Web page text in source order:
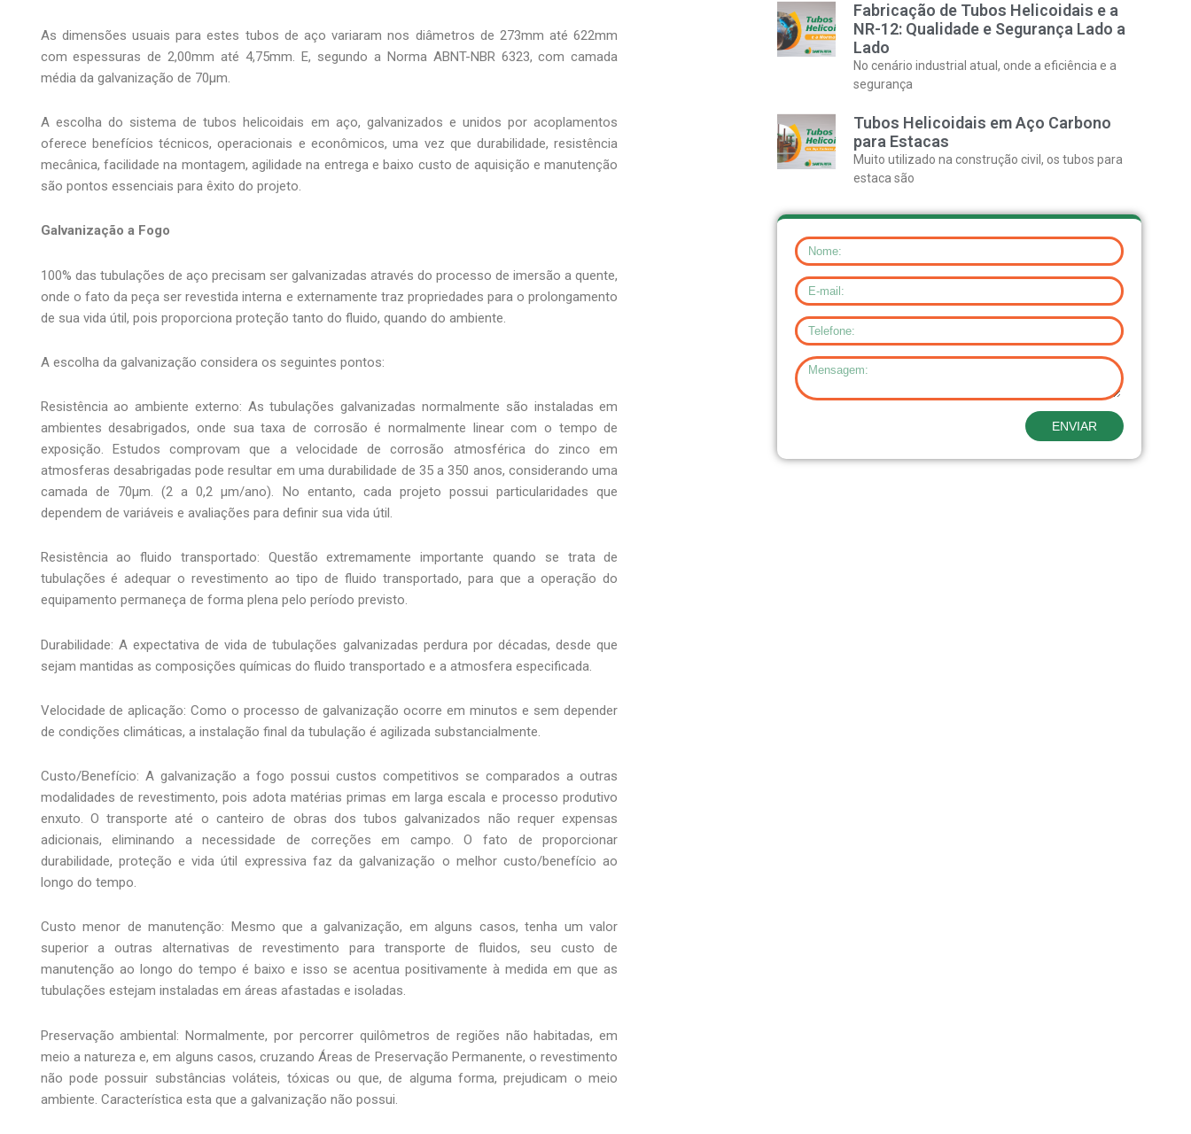
As dimensões usuais para estes tubos de aço variaram nos diâmetros de 273mm até 622mm
com espessuras de 2,00mm até 4,75mm. E, segundo a Norma ABNT-NBR 6323, com camada
média da galvanização de 70µm.
A escolha do sistema de tubos helicoidais em aço, galvanizados e unidos por acoplamentos
oferece benefícios técnicos, operacionais e econômicos, uma vez que durabilidade, resistência
mecânica, facilidade na montagem, agilidade na entrega e baixo custo de aquisição e manutenção
são pontos essenciais para êxito do projeto.
Galvanização a Fogo
100% das tubulações de aço precisam ser galvanizadas através do processo de imersão a quente,
onde o fato da peça ser revestida interna e externamente traz propriedades para o prolongamento
de sua vida útil, pois proporciona proteção tanto do fluido, quando do ambiente.
A escolha da galvanização considera os seguintes pontos:
Resistência ao ambiente externo: As tubulações galvanizadas normalmente são instaladas em
ambientes desabrigados, onde sua taxa de corrosão é normalmente linear com o tempo de
exposição. Estudos comprovam que a velocidade de corrosão atmosférica do zinco em
atmosferas desabrigadas pode resultar em uma durabilidade de 35 a 350 anos, considerando uma
camada de 70µm. (2 a 0,2 µm/ano). No entanto, cada projeto possui particularidades que
dependem de variáveis e avaliações para definir sua vida útil.
Resistência ao fluido transportado: Questão extremamente importante quando se trata de
tubulações é adequar o revestimento ao tipo de fluido transportado, para que a operação do
equipamento permaneça de forma plena pelo período previsto.
Durabilidade: A expectativa de vida de tubulações galvanizadas perdura por décadas, desde que
sejam mantidas as composições químicas do fluido transportado e a atmosfera especificada.
Velocidade de aplicação: Como o processo de galvanização ocorre em minutos e sem depender
de condições climáticas, a instalação final da tubulação é agilizada substancialmente.
Custo/Benefício: A galvanização a fogo possui custos competitivos se comparados a outras
modalidades de revestimento, pois adota matérias primas em larga escala e processo produtivo
enxuto. O transporte até o canteiro de obras dos tubos galvanizados não requer expensas
adicionais, eliminando a necessidade de correções em campo. O fato de proporcionar
durabilidade, proteção e vida útil expressiva faz da galvanização o melhor custo/benefício ao
longo do tempo.
Custo menor de manutenção: Mesmo que a galvanização, em alguns casos, tenha um valor
superior a outras alternativas de revestimento para transporte de fluidos, seu custo de
manutenção ao longo do tempo é baixo e isso se acentua positivamente à medida em que as
tubulações estejam instaladas em áreas afastadas e isoladas.
Preservação ambiental: Normalmente, por percorrer quilômetros de regiões não habitadas, em
meio a natureza e, em alguns casos, cruzando Áreas de Preservação Permanente, o revestimento
não pode possuir substâncias voláteis, tóxicas ou que, de alguma forma, prejudicam o meio
ambiente. Característica esta que a galvanização não possui.
Fabricação de Tubos Helicoidais e a
NR-12: Qualidade e Segurança Lado a
Lado
No cenário industrial atual, onde a eficiência e a
segurança
Tubos Helicoidais em Aço Carbono
para Estacas
Muito utilizado na construção civil, os tubos para
estaca são
ENVIAR